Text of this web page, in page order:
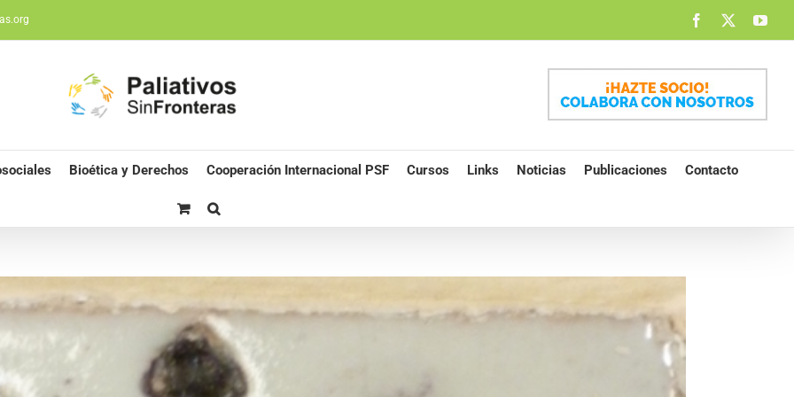
Facebook
Bioética y Derechos Cooperación Internacional PSF Cursos Links Noticias Publicaciones Contacto